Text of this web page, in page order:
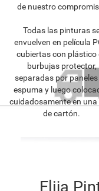
de nuestro
Todas las pinturas
envuelven en película
cubiertas con plástico
burbujas protector,
separadas por paneles
espuma y luego
cuidadosamente en una
de cartón.
Elija